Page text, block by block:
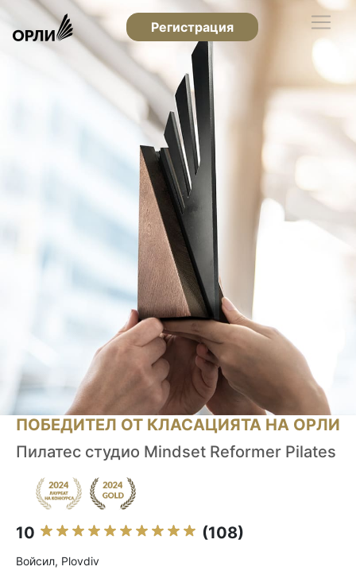
Регистрация
ПОБЕДИТЕЛ ОТ КЛАСАЦИЯТА НА ОРЛИ
Пилатес студио Mindset Reformer Pilates
10 (108)
Войсил, Plovdiv